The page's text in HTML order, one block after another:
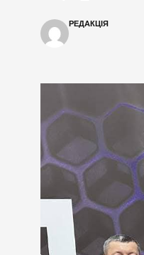
РЕДАКЦІЯ